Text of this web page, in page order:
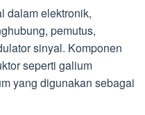
dalam elektronik,
pemutus,
sinyal. Komponen
seperti galium
yang digunakan sebagai